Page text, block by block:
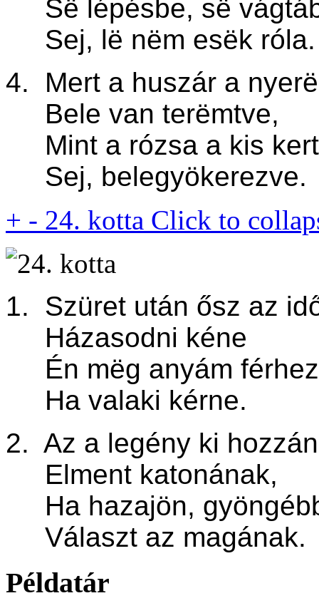
Së lépésbe, së
Sej, lë nëm esëk róla.
4. Mert a huszár a
Bele van terëmtve,
Mint a rózsa a kis
Sej, belegyökerezve.
+ - 24. kotta Click to
1. Szüret után ősz az
Házasodni kéne
Én mëg anyám
Ha valaki kérne.
2. Az a legény ki
Elment katonának,
Ha hazajön,
Választ az magának.
Példatár